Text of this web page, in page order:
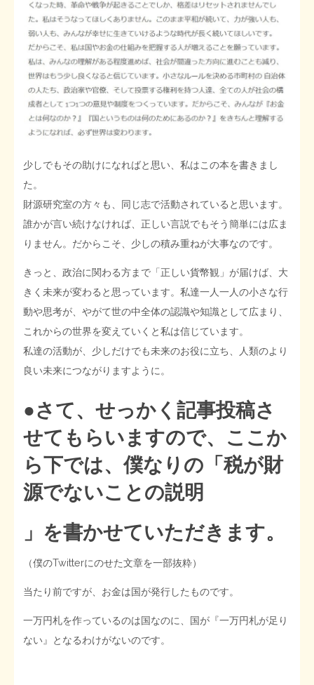
少しでもその助けになればと思い、私はこの本を書きまし
た。
財源研究室の方々も、同じ志で活動されていると思います。
誰かが言い続けなければ、正しい言説でもそう簡単には広ま
りません。だからこそ、少しの積み重ねが大事なのです。
きっと、政治に関わる方まで「正しい貨幣観」が届けば、大
きく未来が変わると思っています。私達一人一人の小さな行
動や思考が、やがて世の中全体の認識や知識として広まり、
これからの世界を変えていくと私は信じています。
私達の活動が、少しだけでも未来のお役に立ち、人類のより
良い未来につながりますように。
●さて、せっかく記事投稿さ
せてもらいますので、ここか
ら下では、僕なりの「税が財
源でないことの説明
」を書かせていただきます。
（僕のTwitterにのせた文章を一部抜粋）
当たり前ですが、お金は国が発行したものです。
一万円札を作っているのは国なのに、国が『一万円札が足り
ない』となるわけがないのです。